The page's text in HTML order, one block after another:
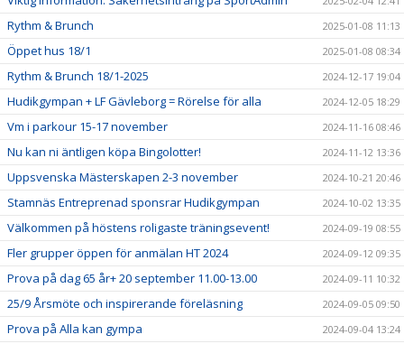
Rythm & Brunch 2025-01-08 11:13
Öppet hus 18/1 2025-01-08 08:34
Rythm & Brunch 18/1-2025 2024-12-17 19:04
Hudikgympan + LF Gävleborg = Rörelse för alla 2024-12-05 18:29
Vm i parkour 15-17 november 2024-11-16 08:46
Nu kan ni äntligen köpa Bingolotter! 2024-11-12 13:36
Uppsvenska Mästerskapen 2-3 november 2024-10-21 20:46
Stamnäs Entreprenad sponsrar Hudikgympan 2024-10-02 13:35
Välkommen på höstens roligaste träningsevent! 2024-09-19 08:55
Fler grupper öppen för anmälan HT 2024 2024-09-12 09:35
Prova på dag 65 år+ 20 september 11.00-13.00 2024-09-11 10:32
25/9 Årsmöte och inspirerande föreläsning 2024-09-05 09:50
Prova på Alla kan gympa 2024-09-04 13:24